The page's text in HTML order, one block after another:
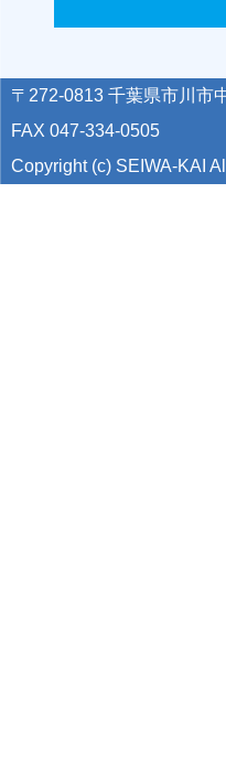
〒272-0813 千葉県市川市
FAX 047-334-0505
Copyright (c) SEIWA-KAI